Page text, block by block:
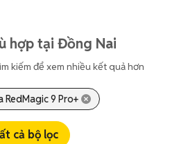
hợp tại Đồng Nai
kiếm để xem nhiều kết quả hơn
RedMagic 9 Pro+
cả bộ lọc